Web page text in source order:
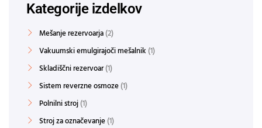
Kategorije izdelkov
Mešanje rezervoarja 2
Vakuumski emulgirajoči mešalnik 1
Skladiščni rezervoar 1
Sistem reverzne osmoze 1
Polnilni stroj 1
Stroj za označevanje 1